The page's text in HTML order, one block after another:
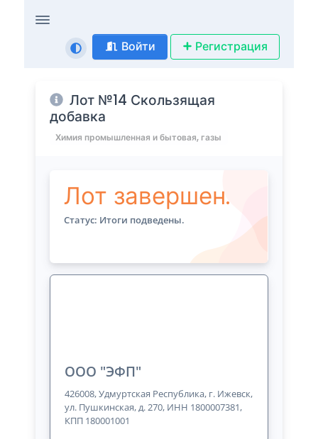
Войти Регистрация
Лот №14 Скользящая
добавка
Химия промышленная и бытовая, газы
Лот завершен.
Статус: Итоги подведены.
ООО "ЭФП"
426008, Удмуртская Республика, г. Ижевск,
ул. Пушкинская, д. 270, ИНН 1800007381,
КПП 180001001